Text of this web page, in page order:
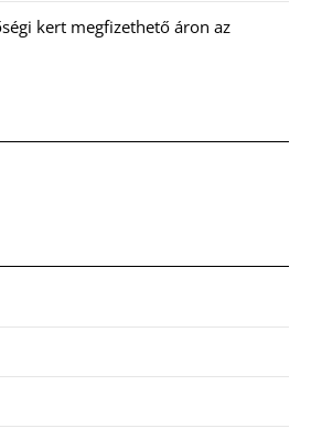
kert megfizethető áron az